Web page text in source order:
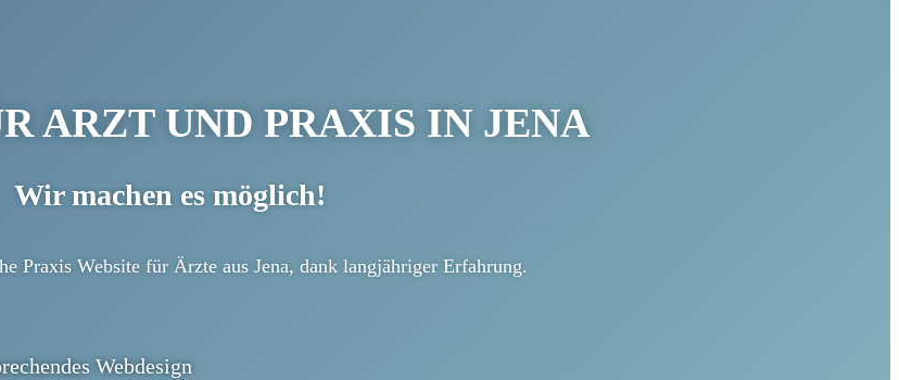
ARZT UND PRAXIS IN JENA
Wir machen es möglich!
Praxis Website für Ärzte aus Jena, dank langjähriger Erfahrung.
Webdesign